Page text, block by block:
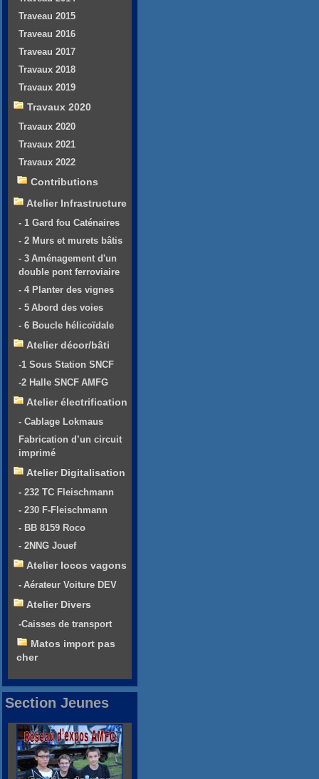
Traveau 2015
Traveau 2016
Traveau 2017
Travaux 2018
Travaux 2019
Travaux 2020
Travaux 2020
Travaux 2021
Travaux 2022
Contributions
Atelier Infrastructure
- 1 Gard fou Caténaires
- 2 Murs et murets bâtis
- 3 Aménagement d'un
double pont ferroviaire
- 4 Planter des vignes
- 5 Abord des voies
- 6 Boucle hélicoïdale
Atelier décor/bâti
-1 Sous Station SNCF
-2 Halle SNCF AMFG
Atelier électrification
- Cablage Lokmaus
Fabrication d’un circuit
imprimé
Atelier Digitalisation
- 232 TC Fleischmann
- 230 F-Fleischmann
- BB 8159 Roco
- 2NNG Jouef
Atelier locos vagons
- Aérateur Voiture DEV
Atelier Divers
-Caisses de transport
Matos import pas
cher
Section Jeunes